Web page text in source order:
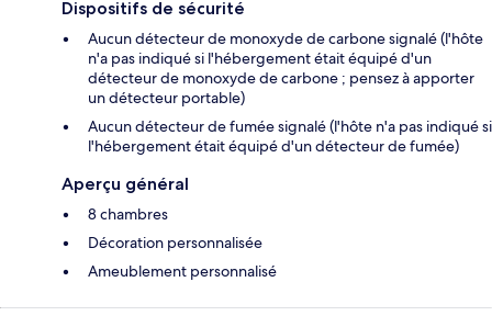
Dispositifs de sécurité
Aucun détecteur de monoxyde de carbone signalé (l'hôte
n'a pas indiqué si l'hébergement était équipé d'un
détecteur de monoxyde de carbone ; pensez à apporter
un détecteur portable)
Aucun détecteur de fumée signalé (l'hôte n'a pas indiqué si
l'hébergement était équipé d'un détecteur de fumée)
Aperçu général
8 chambres
Décoration personnalisée
Ameublement personnalisé